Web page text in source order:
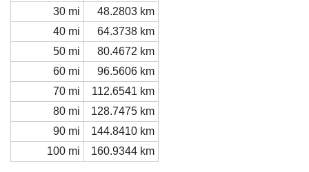
30 mi
48.2803 km
40 mi
64.3738 km
50 mi
80.4672 km
60 mi
96.5606 km
70 mi
112.6541 km
80 mi
128.7475 km
90 mi
144.8410 km
100 mi
160.9344 km